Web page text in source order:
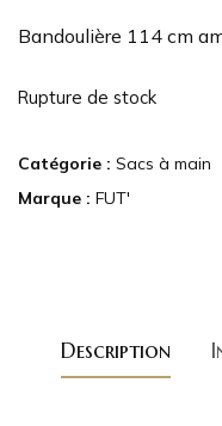
Bandoulière 114 cm
Rupture de stock
Catégorie : Sacs à main
Marque : FUT'
Description